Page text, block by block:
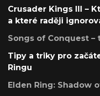
Crusader Kings III –
a které raději
Songs of Conquest –
Tipy a triky pro
Ringu
Elden Ring: Shadow